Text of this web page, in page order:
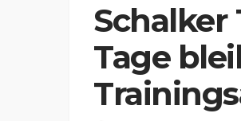
Schalker
Tage